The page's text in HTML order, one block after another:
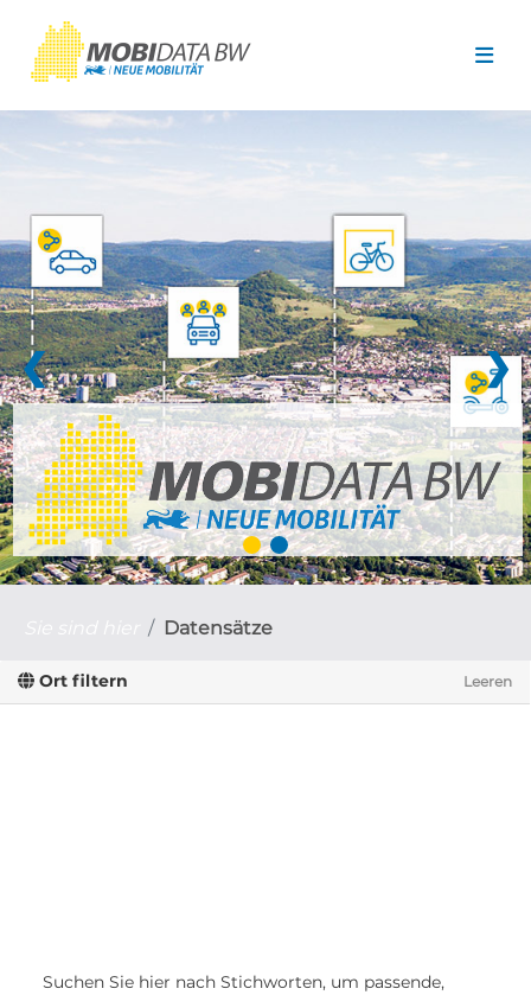
❮ ❯
Datensätze
Ort filtern Leeren
Suchen Sie hier nach Stichworten, um passende,